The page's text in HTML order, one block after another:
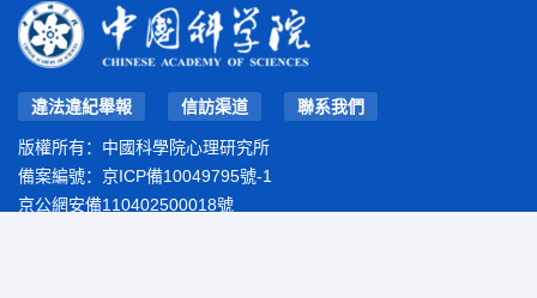
違法違紀舉報 信訪渠道 聯系我們
版權所有：中國科學院心理研究所
備案編號： 京ICP備10049795號-1
京公網安備110402500018號